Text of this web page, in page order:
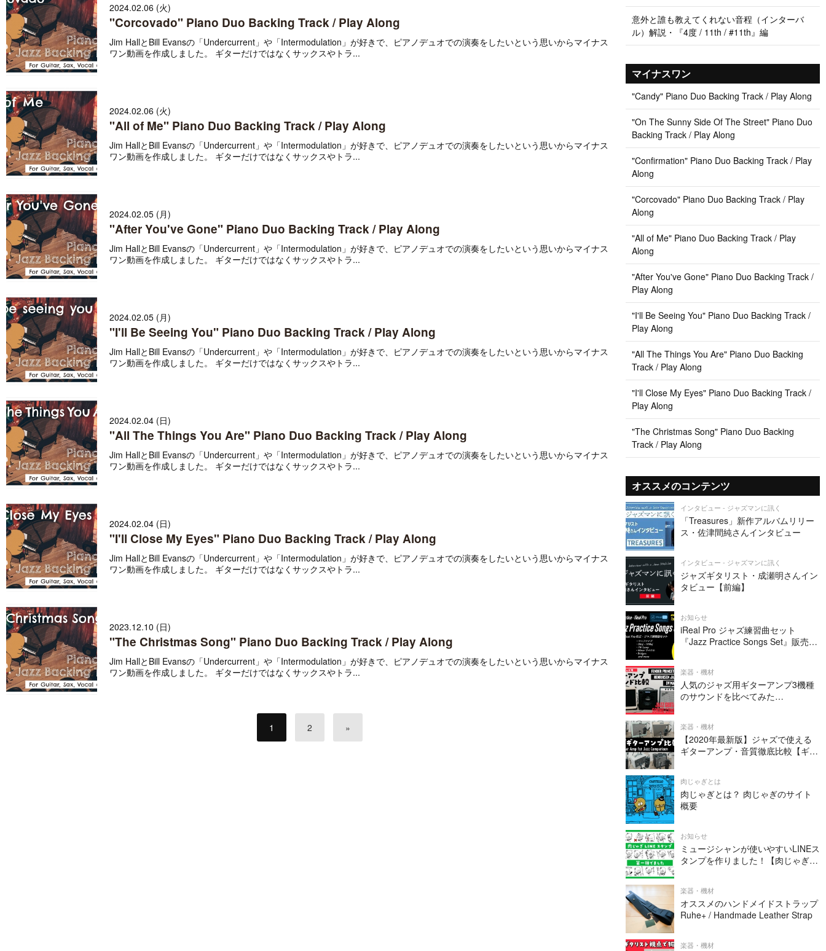
2024.02.06 (火)
"Corcovado" Piano Duo Backing Track / Play Along
Jim HallとBill Evansの「Undercurrent」や「Intermodulation」が好きで、ピアノデュオでの演奏をしたいという思いからマイナス
ワン動画を作成しました。 ギターだけではなくサックスやトラ...
2024.02.06 (火)
"All of Me" Piano Duo Backing Track / Play Along
Jim HallとBill Evansの「Undercurrent」や「Intermodulation」が好きで、ピアノデュオでの演奏をしたいという思いからマイナス
ワン動画を作成しました。 ギターだけではなくサックスやトラ...
2024.02.05 (月)
"After You've Gone" Piano Duo Backing Track / Play Along
Jim HallとBill Evansの「Undercurrent」や「Intermodulation」が好きで、ピアノデュオでの演奏をしたいという思いからマイナス
ワン動画を作成しました。 ギターだけではなくサックスやトラ...
2024.02.05 (月)
"I'll Be Seeing You" Piano Duo Backing Track / Play Along
Jim HallとBill Evansの「Undercurrent」や「Intermodulation」が好きで、ピアノデュオでの演奏をしたいという思いからマイナス
ワン動画を作成しました。 ギターだけではなくサックスやトラ...
2024.02.04 (日)
"All The Things You Are" Piano Duo Backing Track / Play Along
Jim HallとBill Evansの「Undercurrent」や「Intermodulation」が好きで、ピアノデュオでの演奏をしたいという思いからマイナス
ワン動画を作成しました。 ギターだけではなくサックスやトラ...
2024.02.04 (日)
"I'll Close My Eyes" Piano Duo Backing Track / Play Along
Jim HallとBill Evansの「Undercurrent」や「Intermodulation」が好きで、ピアノデュオでの演奏をしたいという思いからマイナス
ワン動画を作成しました。 ギターだけではなくサックスやトラ...
2023.12.10 (日)
"The Christmas Song" Piano Duo Backing Track / Play Along
Jim HallとBill Evansの「Undercurrent」や「Intermodulation」が好きで、ピアノデュオでの演奏をしたいという思いからマイナス
ワン動画を作成しました。 ギターだけではなくサックスやトラ...
1 2 »
意外と誰も教えてくれない音程（インターバ
ル）解説・『4度 / 11th / #11th』編
マイナスワン
"Candy" Piano Duo Backing Track / Play Along
"On The Sunny Side Of The Street" Piano Duo
Backing Track / Play Along
"Confirmation" Piano Duo Backing Track / Play
Along
"Corcovado" Piano Duo Backing Track / Play
Along
"All of Me" Piano Duo Backing Track / Play
Along
"After You've Gone" Piano Duo Backing Track /
Play Along
"I'll Be Seeing You" Piano Duo Backing Track /
Play Along
"All The Things You Are" Piano Duo Backing
Track / Play Along
"I'll Close My Eyes" Piano Duo Backing Track /
Play Along
"The Christmas Song" Piano Duo Backing
Track / Play Along
オススメのコンテンツ
インタビュー - ジャズマンに訊く
「Treasures」新作アルバムリリー
ス・佐津間純さんインタビュー
インタビュー - ジャズマンに訊く
ジャズギタリスト・成瀬明さんイン
タビュー【前編】
お知らせ
iReal Pro ジャズ練習曲セット
『Jazz Practice Songs Set』販売中
楽器・機材
人気のジャズ用ギターアンプ3機種
のサウンドを比べてみた
MARK JAZZ 12）
楽器・機材
【2020年最新版】ジャズで使える
ギターアンプ・音質徹底比較【ギタ
肉じゃぎとは
肉じゃぎとは？ 肉じゃぎのサイト
概要
お知らせ
ミュージシャンが使いやすいLINEス
タンプを作りました！【肉じゃぎオ
楽器・機材
オススメのハンドメイドストラップ
Ruhe+ / Handmade Leather Strap
楽器・機材